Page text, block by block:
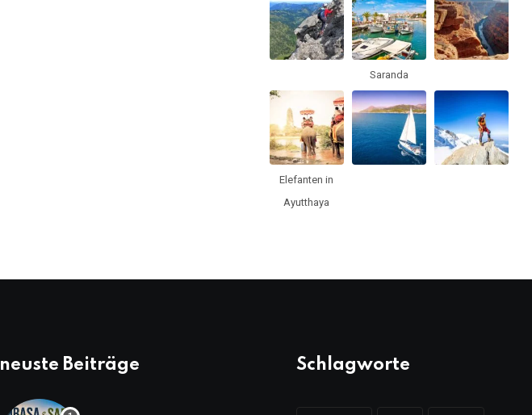
Saranda
Elefanten in
Ayutthaya
neuste Beiträge Schlagworte